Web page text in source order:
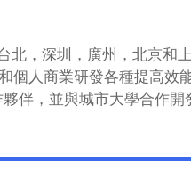
北，深圳，廣州，北京和
個人商業研發各種提高效
伴，並與城市大學合作開